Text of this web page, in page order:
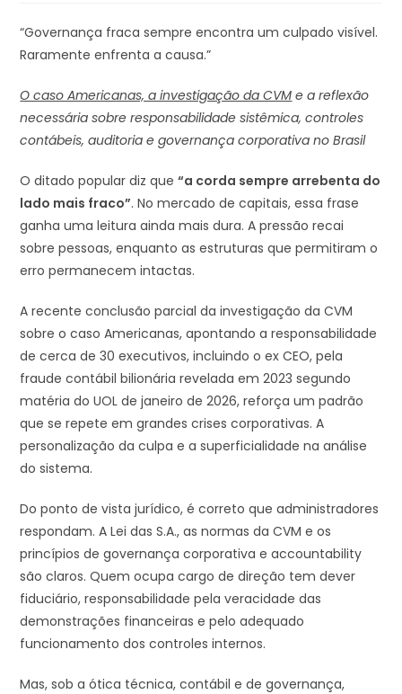
“Governança fraca sempre encontra um culpado visível.
Raramente enfrenta a causa.”
O caso Americanas, a investigação da CVM e a reflexão
necessária sobre responsabilidade sistêmica, controles
contábeis, auditoria e governança corporativa no Brasil
O ditado popular diz que“a corda sempre arrebenta do
lado mais fraco”. No mercado de capitais, essa frase
ganha uma leitura ainda mais dura. A pressão recai
sobre pessoas, enquanto as estruturas que permitiram o
erro permanecem intactas.
A recente conclusão parcial da investigação da CVM
sobre o caso Americanas, apontando a responsabilidade
de cerca de 30 executivos, incluindo o ex CEO, pela
fraude contábil bilionária revelada em 2023 segundo
matéria do UOL de janeiro de 2026, reforça um padrão
que se repete em grandes crises corporativas. A
personalização da culpa e a superficialidade na análise
do sistema.
Do ponto de vista jurídico, é correto que administradores
respondam. A Lei das S.A., as normas da CVM e os
princípios de governança corporativa e accountability
são claros. Quem ocupa cargo de direção tem dever
fiduciário, responsabilidade pela veracidade das
demonstrações financeiras e pelo adequado
funcionamento dos controles internos.
Mas, sob a ótica técnica, contábil e de governança,